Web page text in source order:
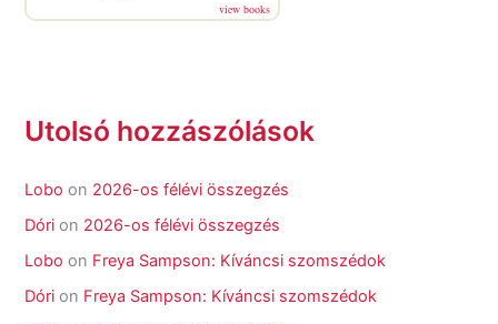
view books
Utolsó hozzászólások
Lobo on 2026-os félévi összegzés
Dóri on 2026-os félévi összegzés
Lobo on Freya Sampson: Kíváncsi szomszédok
Dóri on Freya Sampson: Kíváncsi szomszédok